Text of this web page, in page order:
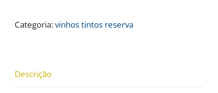
Reserva
vol.
2017
Categoria:vinhos tintos reserva
Descrição